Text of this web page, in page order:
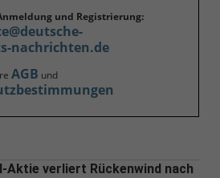
und Registrierung:
nachrichten.de
AGB und
Aktie verliert Rückenwind nach